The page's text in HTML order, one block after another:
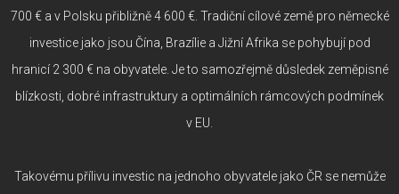
700 € a v Polsku přibližně 4 600 €. Tradiční cílové země pro německé
investice jako jsou Čína, Brazílie a Jižní Afrika se pohybují pod
hranicí 2 300 € na obyvatele. Je to samozřejmě důsledek zeměpisné
blízkosti, dobré infrastruktury a optimálních rámcových podmínek
v EU.
Takovému přílivu investic na jednoho obyvatele jako ČR se nemůže